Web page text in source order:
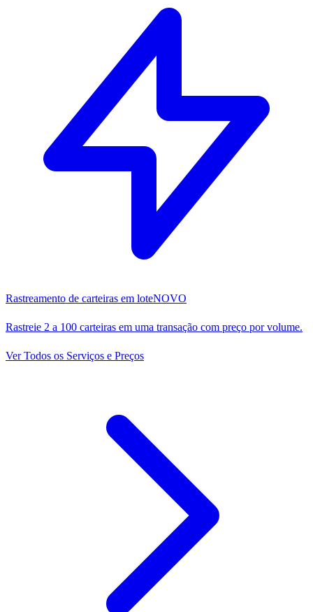
Rastreamento de carteiras em loteNOVO
Rastreie 2 a 100 carteiras em uma transação com preço por volume.
Ver Todos os Serviços e Preços